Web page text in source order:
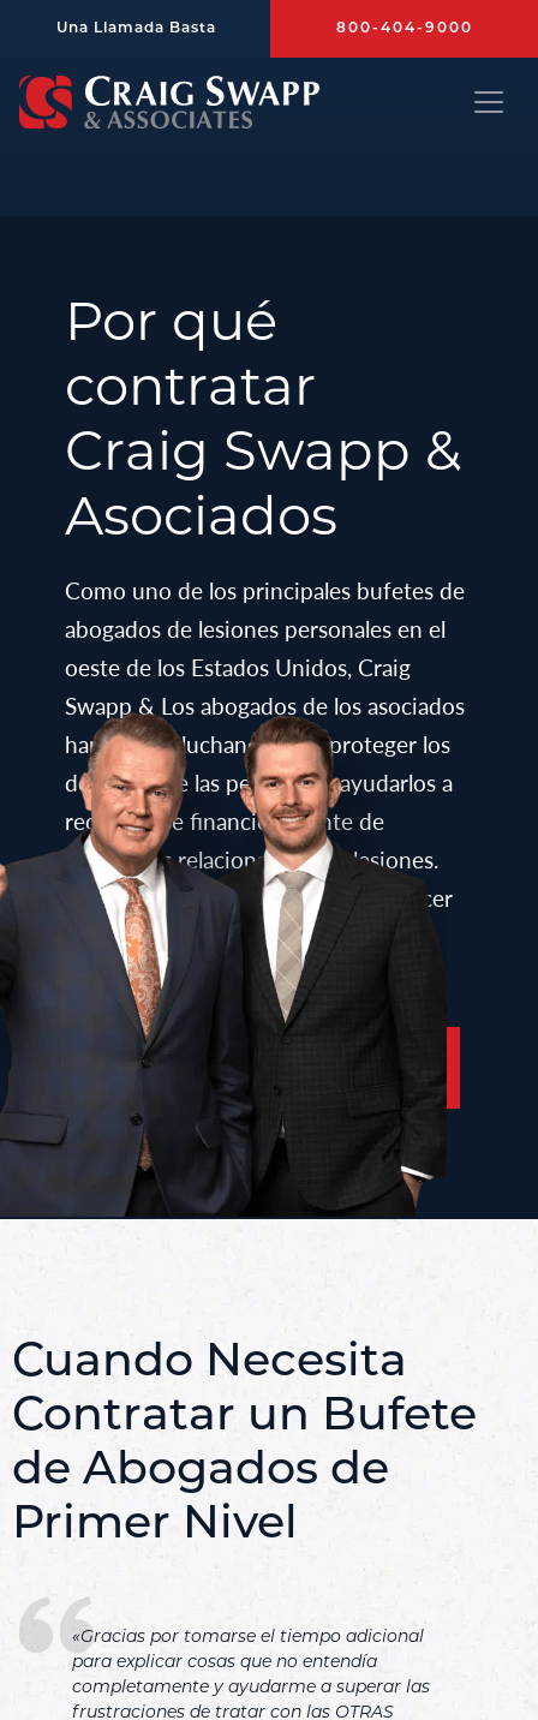
Una Llamada Basta 800-404-9000
Por qué
contratar
Craig Swapp &
Asociados
Como uno de los principales bufetes de
abogados de lesiones personales en el
oeste de los Estados Unidos, Craig
Swapp & Los abogados de los asociados
han estado luchando para proteger los
derechos de las personas y ayudarlos a
recuperarse financieramente de
accidentes relacionados con lesiones.
Llámenos para ver qué podemos hacer
por usted.
PROGRAME UNA CONSULTA
GRATUITA
Cuando Necesita
Contratar un Bufete
de Abogados de
Primer Nivel
«Gracias por tomarse el tiempo adicional
para explicar cosas que no entendía
completamente y ayudarme a superar las
frustraciones de tratar con las OTRAS